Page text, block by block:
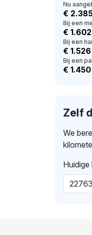
Nu
€
Bij een
€ 1.602
Bij een
€ 1.526
Bij een
€ 1.450
Zelf
We